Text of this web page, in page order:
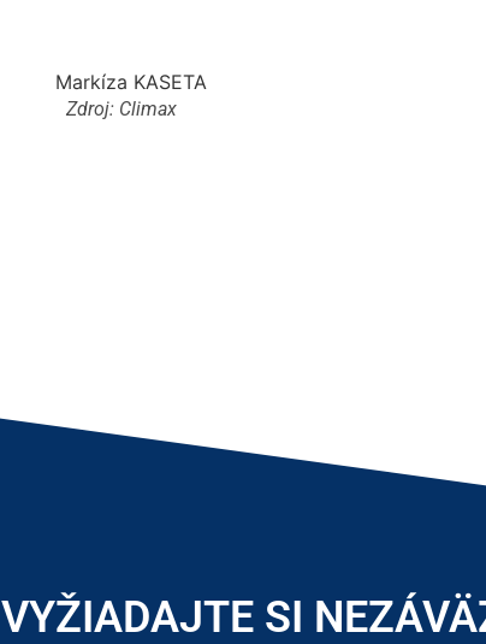
Zdroj: Climax
VYŽIADAJTE SI